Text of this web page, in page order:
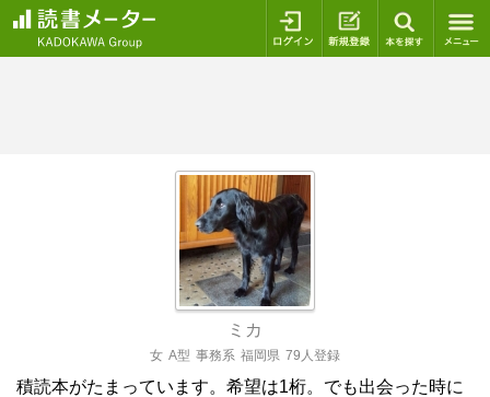
ログイン 新規登録
ミカ
女 A型 事務系 福岡県 79人登録
積読本がたまっています。希望は1桁。でも出会った時に